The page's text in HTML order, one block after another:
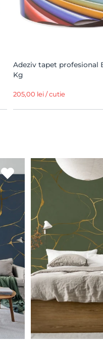
Adeziv tapet profesional
Kg
205,00 lei / cutie